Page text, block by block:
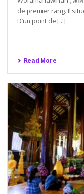
de premier rang. Il
D’un point de [...]
Read More